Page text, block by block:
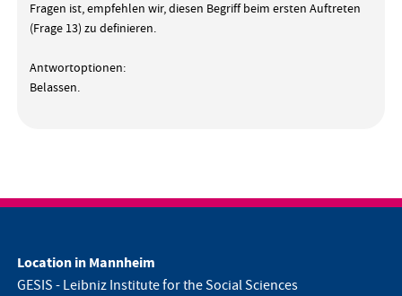
Fragen ist, empfehlen wir, diesen Begriff beim ersten Auftreten
(Frage 13) zu definieren.
Antwortoptionen:
Belassen.
Location in Mannheim
GESIS - Leibniz Institute for the Social Sciences